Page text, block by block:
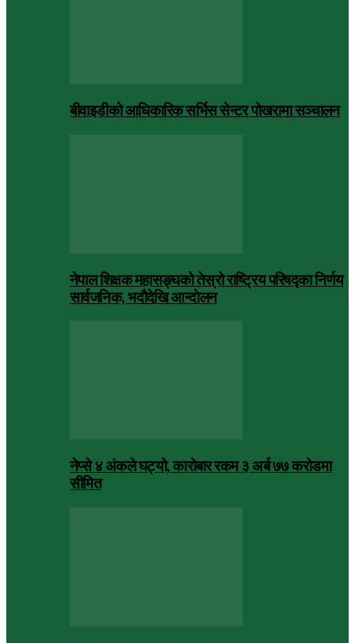
बीवाइडीको आधिकारिक सर्भिस सेन्टर पोखरामा सञ्चालन
नेपाल शिक्षक महासङ्घको तेस्रो राष्ट्रिय परिषद्का निर्णय
सार्वजनिक, भदाैदेखि आन्दाेलन
नेप्से ४ अंकले घट्यो, कारोबार रकम ३ अर्ब ७७ करोडमा
सीमित